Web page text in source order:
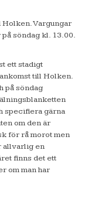
Vargungar
söndag kl. 13.00.
ett stadigt
till Holken.
på söndag
specifiera gärna
om den är
för rå morot men
allvarlig en
finns det ett
om man har